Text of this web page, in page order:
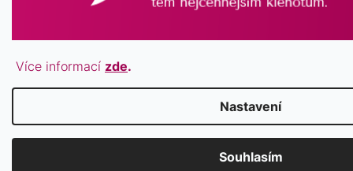
Více informací zde.
Nastavení
Souhlasím